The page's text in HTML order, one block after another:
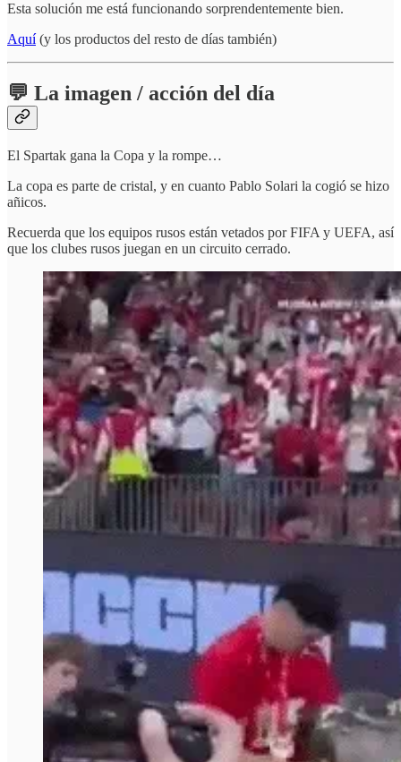
Esta solución me está funcionando sorprendentemente bien.
Aquí(y los productos del resto de días también)
💬 La imagen / acción del día
El Spartak gana la Copa y la rompe…
La copa es parte de cristal, y en cuanto Pablo Solari la cogió se hizo
añicos.
Recuerda que los equipos rusos están vetados por FIFA y UEFA, así
que los clubes rusos juegan en un circuito cerrado.